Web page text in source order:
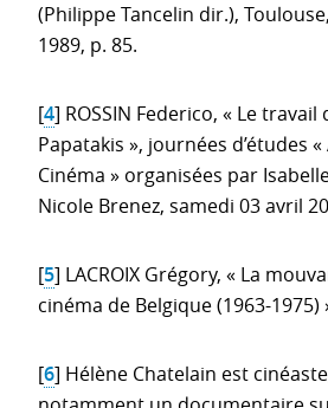
(Philippe Tancelin dir.),
1989, p. 85.
[4] ROSSIN Federico, « Le travail
Papatakis », journées d’études
Cinéma » organisées par
Nicole Brenez, samedi 03 avril
[5] LACROIX Grégory, « La
cinéma de Belgique (1963-1975)
[6] Hélène Chatelain est